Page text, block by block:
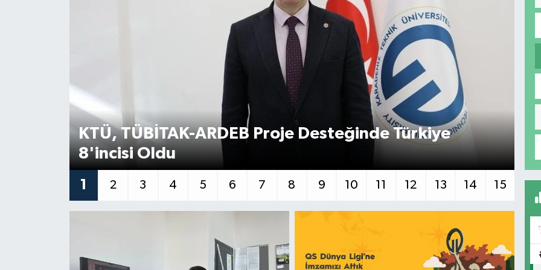
KTÜ, TÜBİTAK-ARDEB Proje Desteğinde Türkiye
8'incisi Oldu
1 2 3 4 5 6 7 8 9 10 11 12 13 14 15